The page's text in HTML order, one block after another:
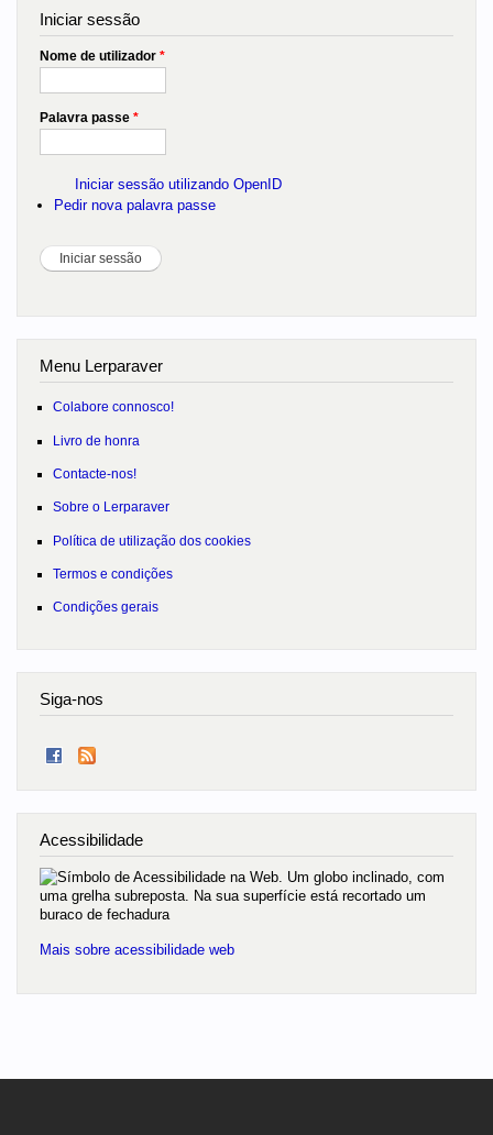
Iniciar sessão
Nome de utilizador *
Palavra passe *
Iniciar sessão utilizando OpenID
Pedir nova palavra passe
Menu Lerparaver
Colabore connosco!
Livro de honra
Contacte-nos!
Sobre o Lerparaver
Política de utilização dos cookies
Termos e condições
Condições gerais
Siga-nos
Acessibilidade
Mais sobre acessibilidade web